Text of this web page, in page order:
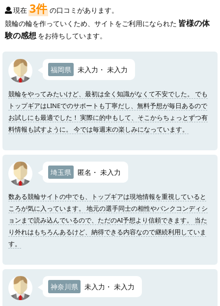
現在 3件 の口コミがあります。
競輪の輪を作っていくため、サイトをご利用になられた 皆様の体
験の感想 をお待ちしています。
福岡県 未入力・ 未入力
競輪をやってみたいけど、最初は全く知識がなくて不安でした。 でも
トップギアはLINEでのサポートも丁寧だし、無料予想が毎日あるので
お試しにも最適でした！ 実際に的中もして、そこからちょっとずつ有
料情報も試すように。 今では毎週末の楽しみになっています。
埼玉県 匿名・ 未入力
数ある競輪サイトの中でも、トップギアは現地情報を重視していると
ころが気に入っています。 地元の選手同士の相性やバンクコンディシ
ョンまで読み込んでいるので、ただのAI予想より信頼できます。 当た
り外れはもちろんあるけど、納得できる内容なので継続利用していま
す。
神奈川県 未入力・ 未入力